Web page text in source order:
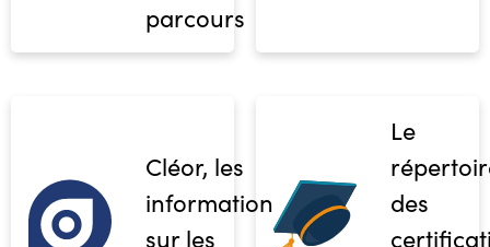
parcours
Cléor, les
informations
sur les
Le
des